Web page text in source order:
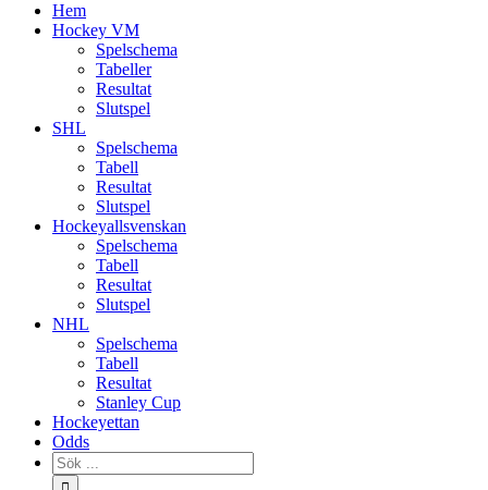
Hem
Hockey VM
Spelschema
Tabeller
Resultat
Slutspel
SHL
Spelschema
Tabell
Resultat
Slutspel
Hockeyallsvenskan
Spelschema
Tabell
Resultat
Slutspel
NHL
Spelschema
Tabell
Resultat
Stanley Cup
Hockeyettan
Odds
Sök
efter: